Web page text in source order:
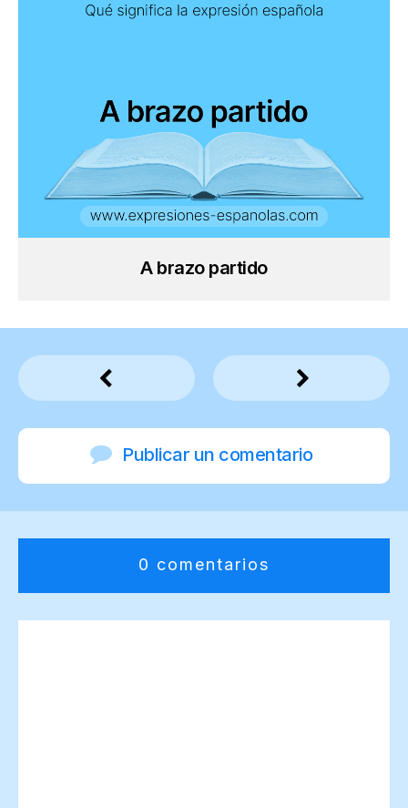
A brazo partido
Publicar un comentario
0 comentarios